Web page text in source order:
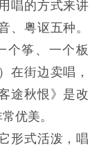
唱的方式来讲
、粤讴五种。
个筝、一个板
在街边卖唱，
途秋恨》是改
优美。
形式活泼，唱